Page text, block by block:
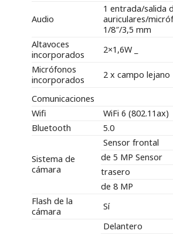
Audio
1 entrada/salida
auriculares/
1/8″/3,5 mm
Altavoces
incorporados
2×1,6W _
Micrófonos
incorporados
2 x campo lejano
Comunicaciones
Wifi
WiFi 6 (802.11ax)
Bluetooth
5.0
Sistema de
cámara
Sensor frontal
de 5 MP Sensor
trasero
de 8 MP
Flash de la
cámara
Sí
Delantero